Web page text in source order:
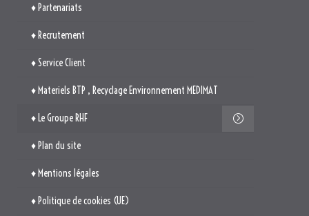
♦ Le Groupe RHF
♦ Plan du site
♦ Mentions légales
♦ Politique de cookies (UE)
TROUVEZ-NOUS
514. Avenue Jean Monnet